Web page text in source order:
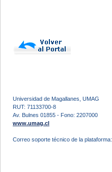
Universidad de Magallanes, UMAG
RUT: 71133700-8
Av. Bulnes 01855 - Fono: 2207000
www.umag.cl
Correo soporte técnico de la plataforma: